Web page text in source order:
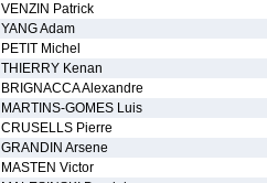
VENZIN Patrick
YANG Adam
PETIT Michel
THIERRY Kenan
BRIGNACCA Alexandre
MARTINS-GOMES Luis
CRUSELLS Pierre
GRANDIN Arsene
MASTEN Victor